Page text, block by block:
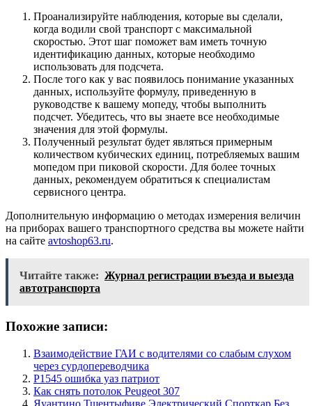
Проанализируйте наблюдения, которые вы сделали,
когда водили свой транспорт с максимальной
скоростью. Этот шаг поможет вам иметь точную
идентификацию данных, которые необходимо
использовать для подсчета.
После того как у вас появилось понимание указанных
данных, используйте формулу, приведенную в
руководстве к вашему мопеду, чтобы выполнить
подсчет. Убедитесь, что вы знаете все необходимые
значения для этой формулы.
Полученный результат будет являться примерным
количеством кубических единиц, потребляемых вашим
мопедом при пиковой скорости. Для более точных
данных, рекомендуем обратиться к специалистам
сервисного центра.
Дополнительную информацию о методах измерения величин
на приборах вашего транспортного средства вы можете найти
на сайте avtoshop63.ru.
Читайте также: Журнал регистрации въезда и выезда
автотранспорта
Похожие записи:
Взаимодействие ГАИ с водителями со слабым слухом
через сурдопереводчика
Р1545 ошибка уаз патриот
Как снять потолок Peugeot 307
Яуантино Тщентыфиве Электрический Спорткар Без